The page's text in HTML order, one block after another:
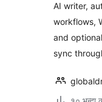
AI writer,
workflows,
and
sync